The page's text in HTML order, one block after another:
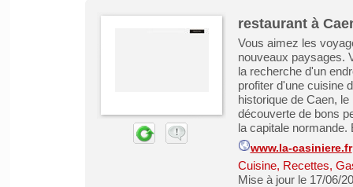
restaurant à
Vous aimez les
nouveaux paysages.
la recherche d'un
profiter d'une cuisine
historique de Caen,
découverte de bons
la capitale normande.
www.la-casiniere.fr
Cuisine, Recettes,
Mise à jour le 17/06/